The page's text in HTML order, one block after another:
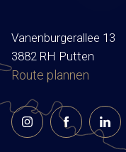
Vanenburgerallee 13
3882 RH Putten
Route plannen